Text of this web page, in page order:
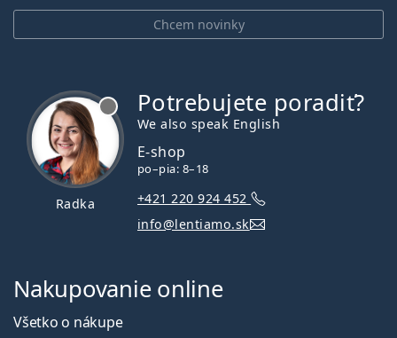
Chcem novinky
Radka
Potrebujete poradiť?
We also speak English
E-shop
po–pia: 8–18
+421 220 924 452
info@lentiamo.sk
Nakupovanie online
Všetko o nákupe